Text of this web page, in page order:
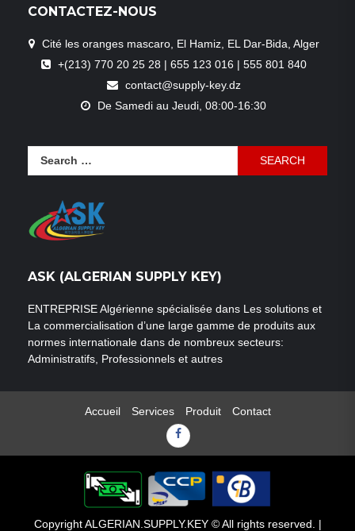
CONTACTEZ-NOUS
Cité les oranges mascaro, El Hamiz, EL Dar-Bida, Alger
+(213) 770 20 25 28 | 655 123 016 | 555 801 840
contact@supply-key.dz
De Samedi au Jeudi, 08:00-16:30
ASK (ALGERIAN SUPPLY KEY)
ENTREPRISE Algérienne spécialisée dans Les solutions et
La commercialisation d’une large gamme de produits aux
normes internationale dans de nombreux secteurs:
Administratifs, Professionnels et autres
Accueil Services Produit Contact
Facebook
Copyright ALGERIAN.SUPPLY.KEY © All rights reserved. |